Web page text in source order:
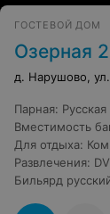
помогли
вежливо
Официант
реагируя на
которая упала
образом и
ГОСТЕВОЙ ДОМ
Озерная
д. Нарушово,
Парная: Русская
Вместимость
Для отдыха:
Развлечения:
Бильярд